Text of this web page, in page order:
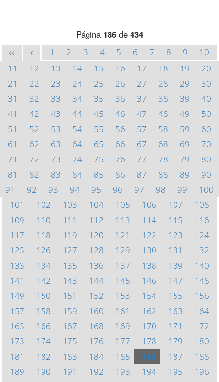
Página 186de 434
<< < 1 2 3 4 5 6 7 8 9
10
11
12 13 14 15 16 17 18 19
20
21
22 23 24 25 26 27 28 29
30
31
32 33 34 35 36 37 38 39
40
41
42 43 44 45 46 47 48 49
50
51
52 53 54 55 56 57 58 59
60
61
62 63 64 65 66 67 68 69
70
71
72 73 74 75 76 77 78 79
80
81
82 83 84 85 86 87 88 89
90
91
92 93 94 95 96 97 98 99
100
101
102 103 104 105 106 107
108
109
110 111 112 113 114 115
116
117
118 119 120 121 122 123
124
125
126 127 128 129 130 131
132
133
134 135 136 137 138 139
140
141
142 143 144 145 146 147
148
149
150 151 152 153 154 155
156
157
158 159 160 161 162 163
164
165
166 167 168 169 170 171
172
173
174 175 176 177 178 179
180
181
182 183 184 185 186 187
188
189
190 191 192 193 194 195
196